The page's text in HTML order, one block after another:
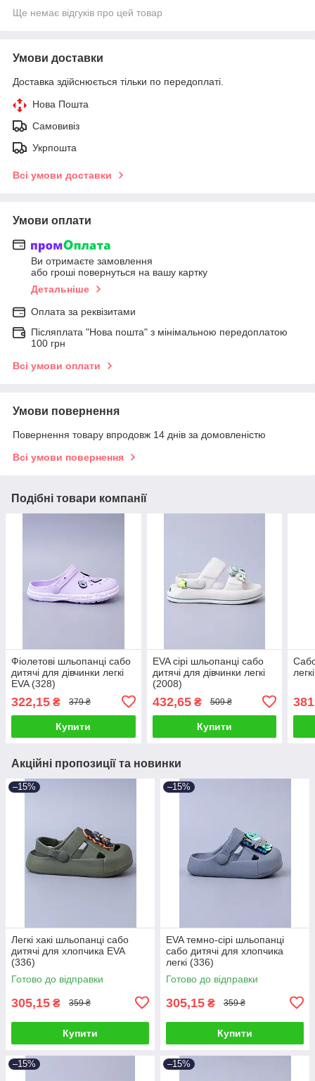
Ще немає відгуків про цей товар
Умови доставки
Доставка здійснюється тільки по передоплаті.
Нова Пошта
Самовивіз
Укрпошта
Всі умови доставки
Умови оплати
Ви отримаєте замовлення
або гроші повернуться на вашу картку
Детальніше
Оплата за реквізитами
Післяплата "Нова пошта" з мінімальною передоплатою
100 грн
Всі умови оплати
Умови повернення
Повернення товару впродовж 14 днів за домовленістю
Всі умови повернення
Подібні товари компанії
Фіолетові шльопанці сабо
дитячі для дівчинки легкі
EVA (328)
322,15 ₴ 379 ₴
Купити
EVA сірі шльопанці сабо
дитячі для дівчинки легкі
(2008)
432,65₴ 509 ₴
Купити
Акційні пропозиції та новинки
–15%
Легкі хакі шльопанці сабо
дитячі для хлопчика EVA
(336)
Готово до відправки
305,15 ₴ 359 ₴
Купити
–15%
EVA темно-сірі шльопанці
сабо дитячі для хлопчика
легкі (336)
Готово до відправки
305,15 ₴ 359 ₴
Купити
–15% –15%